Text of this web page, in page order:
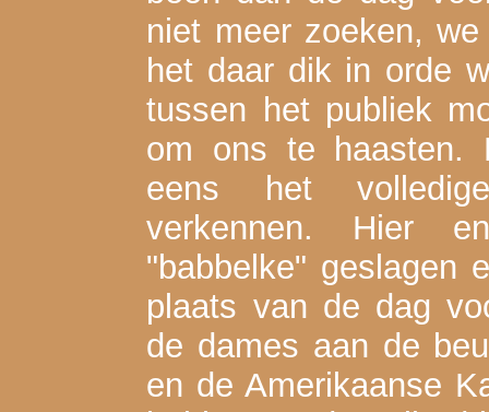
niet meer zoeken,
het daar dik in orde
tussen het publiek
om ons te haasten.
eens het
verkennen. Hier
"babbelke" geslagen
plaats van de dag
de dames aan de
en de Amerikaanse